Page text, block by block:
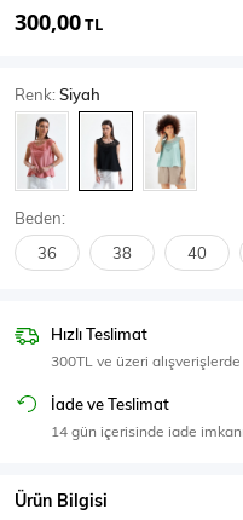
Body
SPOR GİYİM
Eşofman Üstü
300,00TL
Renk:Siyah
Beden:
36 38 40
Hızlı Teslimat
300TL ve üzeri
İade ve Teslimat
14 gün içerisinde iade imkanı
Ürün Bilgisi